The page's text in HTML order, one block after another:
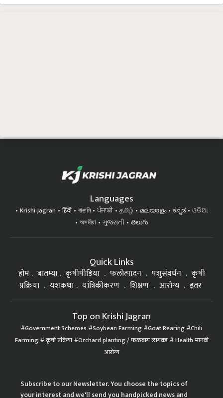
Languages
Krishi Jagran हिंदी বাঙালি ਪੰਜਾਬੀ தமிழ் മലയാളം ಕನ್ನಡ
ଓଡିଆ
অসমীয়া
ગુજરાતી తెలుగు
Quick Links
होम बातम्या कृषीपीडिया फलोत्पादन पशुसंवर्धन
कृषी
प्रक्रिया
यशकथा यांत्रिकीकरण शिक्षण आरोग्य इतर
Top on Krishi Jagran
Government Schemes Soybean Farming Goat Rearing Chili
Farming कृषी प्रक्रिया Orchard planting / फळबाग लागवड Health मानवी
आरोग्य
Subscribe to our Newsletter. You choose the topics of
your interest and we'll send you handpicked news and